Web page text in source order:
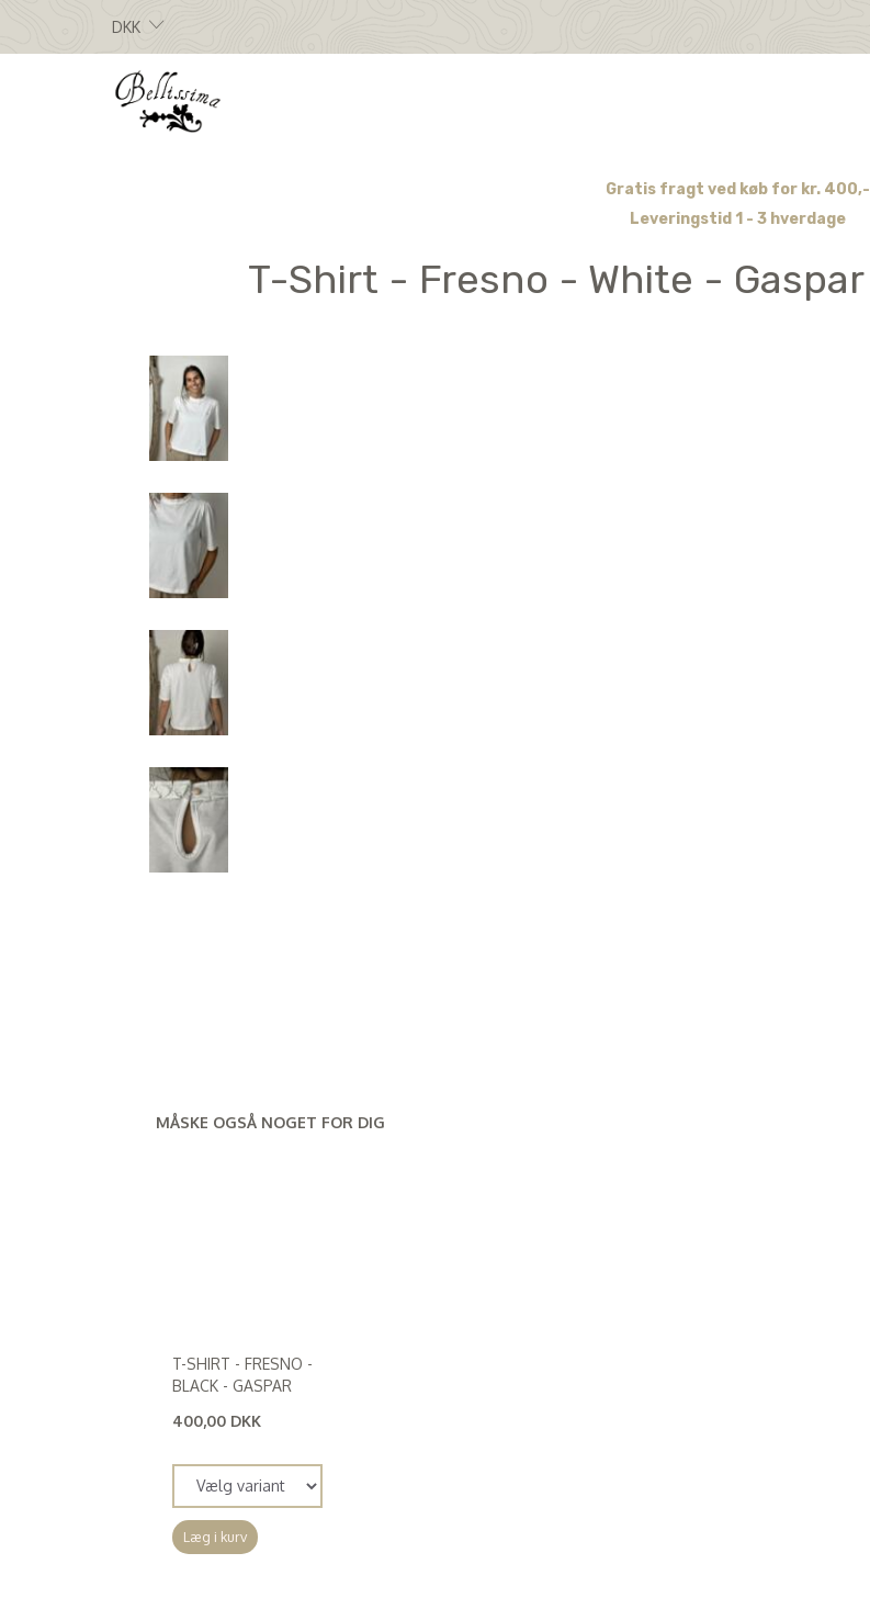
DKK
Gratis fragt ved køb for kr. 400,-
Leveringstid 1 - 3 hverdage
T-Shirt - Fresno - White - Gaspar
MÅSKE OGSÅ NOGET FOR DIG
T-SHIRT - FRESNO -
BLACK - GASPAR
400,00 DKK
Læg i kurv